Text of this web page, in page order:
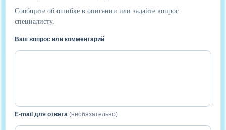
Сообщите об ошибке в описании или задайте вопрос
специалисту.
Ваш вопрос или комментарий
E-mail для ответа (необязательно)